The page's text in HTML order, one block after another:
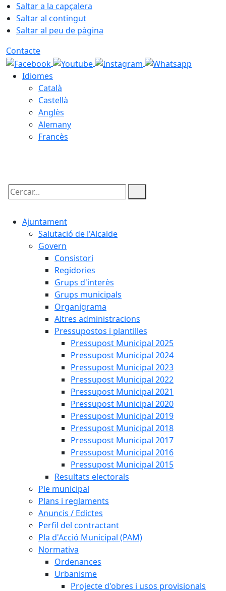
Saltar a la capçalera
Saltar al contingut
Saltar al peu de pàgina
Contacte
Idiomes
Català
Castellà
Anglès
Alemany
Francès
Cercar:
Ajuntament
Salutació de l'Alcalde
Govern
Consistori
Regidories
Grups d'interès
Grups municipals
Organigrama
Altres administracions
Pressupostos i plantilles
Pressupost Municipal 2025
Pressupost Municipal 2024
Pressupost Municipal 2023
Pressupost Municipal 2022
Pressupost Municipal 2021
Pressupost Municipal 2020
Pressupost Municipal 2019
Pressupost Municipal 2018
Pressupost Municipal 2017
Pressupost Municipal 2016
Pressupost Municipal 2015
Resultats electorals
Ple municipal
Plans i reglaments
Anuncis / Edictes
Perfil del contractant
Pla d'Acció Municipal (PAM)
Normativa
Ordenances
Urbanisme
Projecte d'obres i usos provisionals